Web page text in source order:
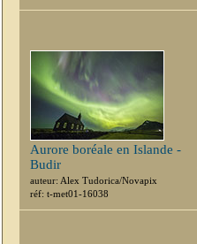
Aurore boréale en Islande -
Budir
auteur: Alex Tudorica/Novapix
réf: t-met01-16038